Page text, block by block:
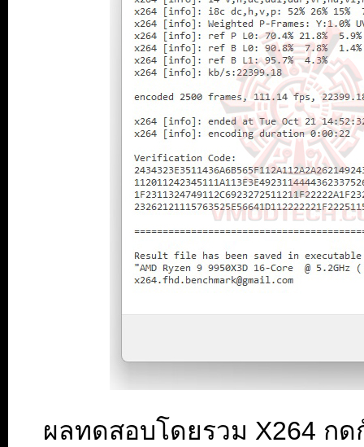
ผลทดสอบโดยรวม X264 กด